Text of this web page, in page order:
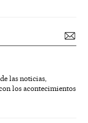
las noticias,
los acontecimientos